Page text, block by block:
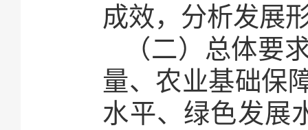
成效，分析发展
（二）总体要
量、农业基础保
水平、绿色发展